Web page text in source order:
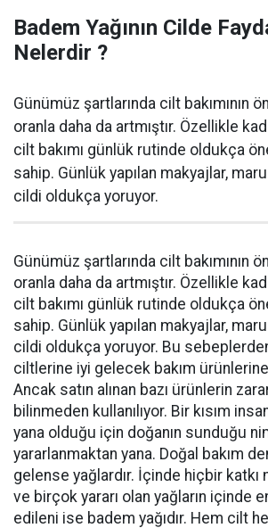
Badem Yağının Cilde
Nelerdir ?
Günümüz şartlarında cilt bakımının
oranla daha da artmıştır. Özellikle
cilt bakımı günlük rutinde oldukça
sahip. Günlük yapılan makyajlar,
cildi oldukça yoruyor.
Günümüz şartlarında cilt bakımının
oranla daha da artmıştır. Özellikle
cilt bakımı günlük rutinde oldukça
sahip. Günlük yapılan makyajlar,
cildi oldukça yoruyor. Bu
ciltlerine iyi gelecek bakım
Ancak satın alınan bazı ürünlerin
bilinmeden kullanılıyor. Bir kısım
yana olduğu için doğanın sunduğu
yararlanmaktan yana. Doğal bakım
gelense yağlardır. İçinde hiçbir katkı
ve birçok yararı olan yağların içinde
edileni ise badem yağıdır. Hem cilt